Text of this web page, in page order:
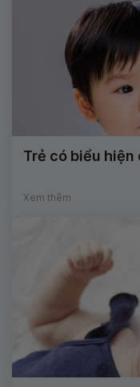
Trẻ có biểu hiện
Xem thêm